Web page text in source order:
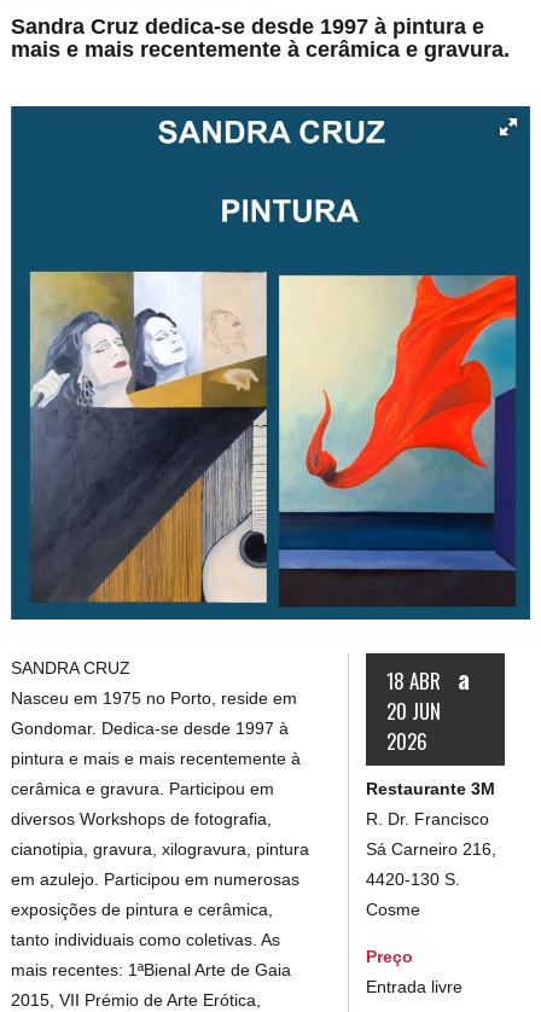
Sandra Cruz dedica-se desde 1997 à pintura e
mais e mais recentemente à cerâmica e gravura.
18 ABR a
20 JUN
2026
Restaurante 3M
R. Dr. Francisco
Sá Carneiro 216,
4420-130 S.
Cosme
Preço
Entrada livre
SANDRA CRUZ
Nasceu em 1975 no Porto, reside em
Gondomar. Dedica-se desde 1997 à
pintura e mais e mais recentemente à
cerâmica e gravura. Participou em
diversos Workshops de fotografia,
cianotipia, gravura, xilogravura, pintura
em azulejo. Participou em numerosas
exposições de pintura e cerâmica,
tanto individuais como coletivas. As
mais recentes: 1ªBienal Arte de Gaia
2015, VII Prémio de Arte Erótica,